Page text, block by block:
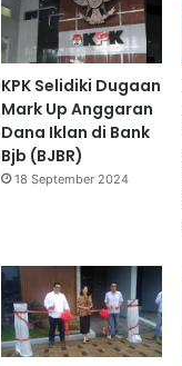
KPK Selidiki Dugaan
Mark Up Anggaran
Dana Iklan di Bank
Bjb (BJBR)
18 September 2024